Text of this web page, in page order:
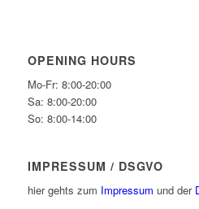
OPENING HOURS
Mo-Fr: 8:00-20:00
Sa: 8:00-20:00
So: 8:00-14:00
IMPRESSUM / DSGVO
hier gehts zum Impressum und der